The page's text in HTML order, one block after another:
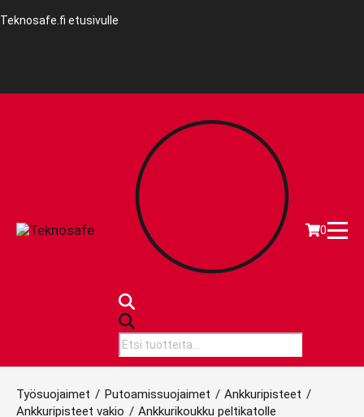
Teknosafe.fi etusivulle
search
0
Työsuojaimet / Putoamissuojaimet / Ankkuripisteet /
Ankkuripisteet vakio / Ankkurikoukku peltikatolle